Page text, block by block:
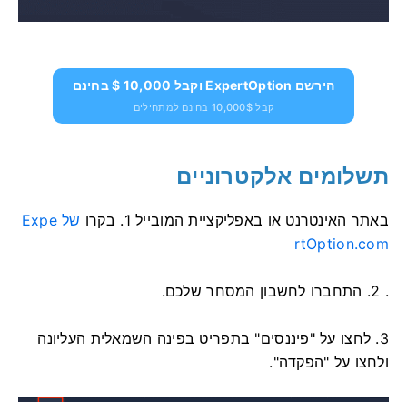
הירשם ExpertOption וקבל 10,000 $ בחינם
קבל 10,000$ בחינם למתחילים
תשלומים אלקטרוניים
1. בקרו באתר האינטרנט או באפליקציית המובייל
של Expe
rtOption.com
. 2. התחברו לחשבון המסחר שלכם.
3. לחצו על "פיננסים" בתפריט בפינה השמאלית העליונה
ולחצו על "הפקדה".